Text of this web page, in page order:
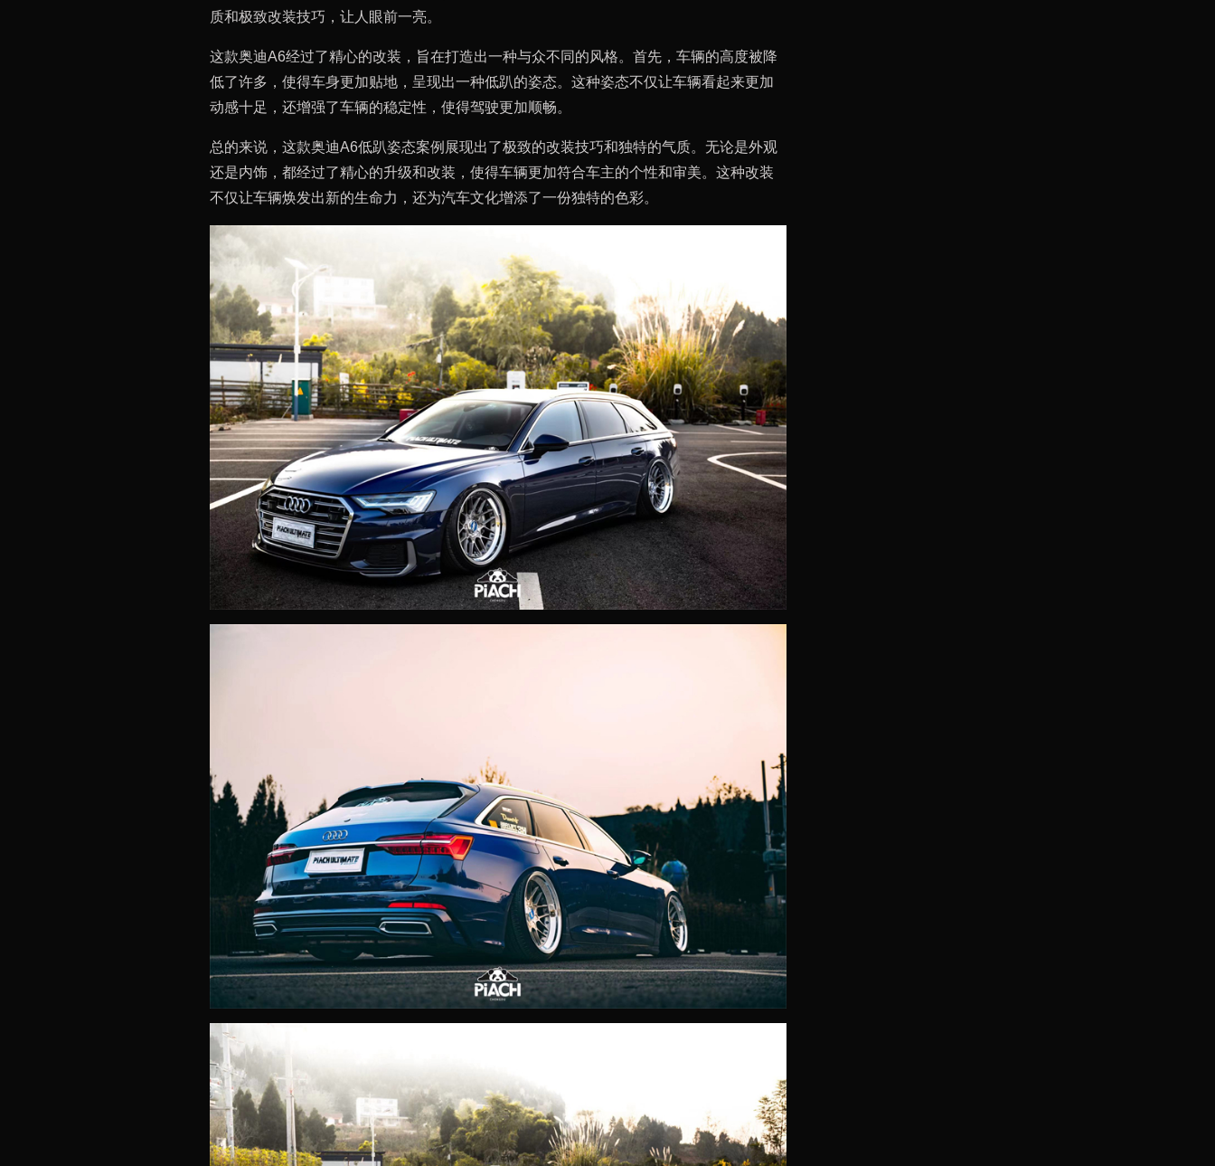
质和极致改装技巧，让人眼前一亮。
这款奥迪A6经过了精心的改装，旨在打造出一种与众不同的风格。首先，车辆的高度被降
低了许多，使得车身更加贴地，呈现出一种低趴的姿态。这种姿态不仅让车辆看起来更加
动感十足，还增强了车辆的稳定性，使得驾驶更加顺畅。
总的来说，这款奥迪A6低趴姿态案例展现出了极致的改装技巧和独特的气质。无论是外观
还是内饰，都经过了精心的升级和改装，使得车辆更加符合车主的个性和审美。这种改装
不仅让车辆焕发出新的生命力，还为汽车文化增添了一份独特的色彩。